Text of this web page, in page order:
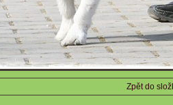
Zpět do